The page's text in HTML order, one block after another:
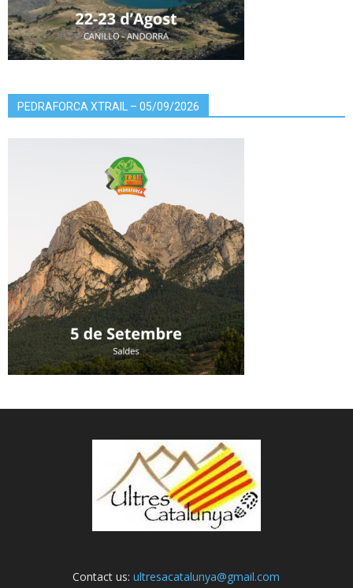
PEDRAFORCA XTRAIL – 05/09/2026
Contact us:ultresacatalunya@gmail.com